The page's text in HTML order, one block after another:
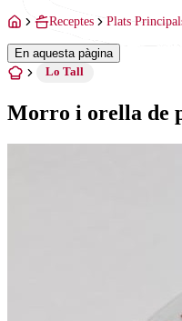
Receptes Plats
En aquesta pàgina
Lo Tall
Morro i orella de